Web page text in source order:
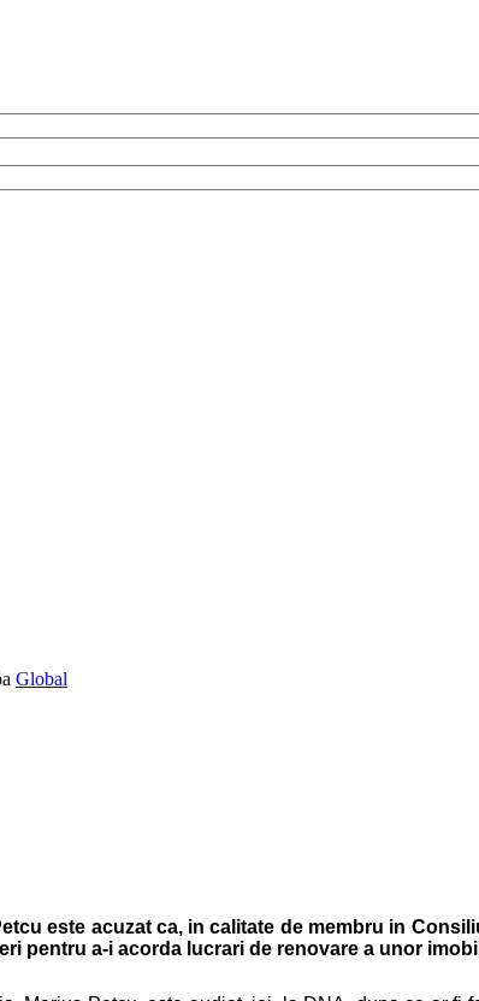
Global
este acuzat ca, in calitate de membru in
pentru a-i acorda lucrari de renovare a unor